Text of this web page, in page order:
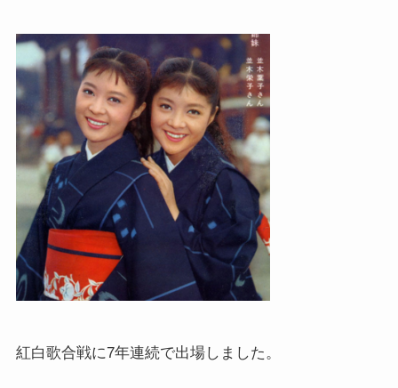
紅白歌合戦に7年連続で出場しました。